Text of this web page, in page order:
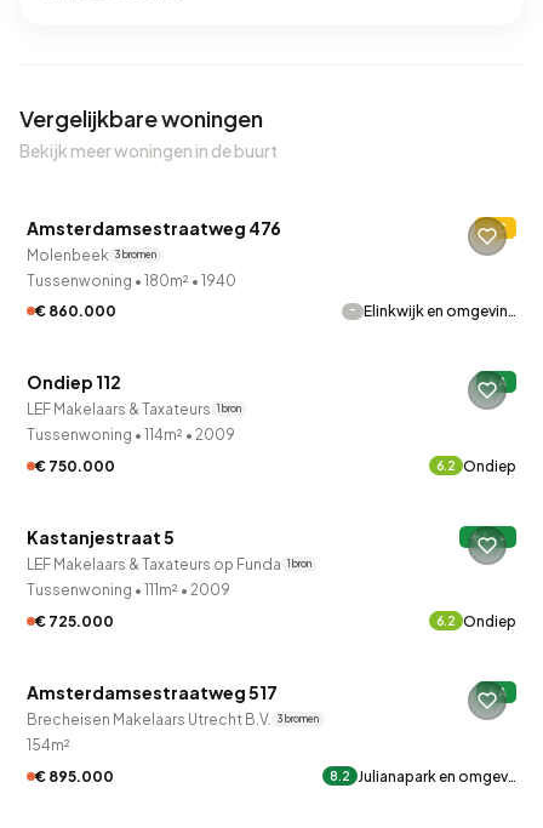
Vergelijkbare woningen
Bekijk meer woningen in de buurt
QUICKLANE™
Amsterdamsestraatweg 476 C
Molenbeek 3 bronnen
Tussenwoning • 180m² • 1940
€ 860.000
- Elinkwijk en omgevin…
Ondiep 112 A
LEF Makelaars & Taxateurs 1 bron
Tussenwoning • 114m² • 2009
€ 750.000
6.2 Ondiep
Onder bod
Kastanjestraat 5 A++
LEF Makelaars & Taxateurs op Funda 1 bron
Tussenwoning • 111m² • 2009
€ 725.000
6.2 Ondiep
QUICKLANE™
Amsterdamsestraatweg 517 A
Brecheisen Makelaars Utrecht B.V. 3 bronnen
154m²
€ 895.000
8.2 Julianapark en omgev…
QUICKLANE™